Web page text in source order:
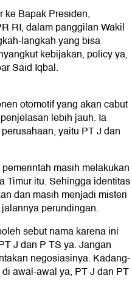
ke Bapak Presiden,
RI, dalam panggilan Wakil
langkah yang bisa
kebijakan, policy ya,
Said Iqbal.
otomotif yang akan cabut
lebih jauh. Ia
yaitu PT J dan
masih melakukan
Timur itu. Sehingga identitas
dan masih menjadi misteri
perundingan.
sebut nama karena ini
J dan P TS ya. Jangan
negosiasinya. Kadang-
awal-awal ya, PT J dan PT